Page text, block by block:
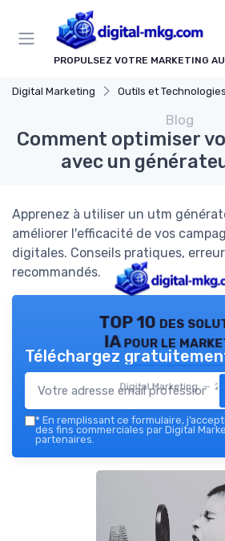
PROPULSEZ VOTRE MARKETING
Digital Marketing Outils et Technologies
Blog
Comment optimiser
avec un
Apprenez à utiliser un utm
améliorer l'efficacité de vos
digitales. Conseils pratiques,
recommandés.
TOP 10 des
IA pour le
Digital Marketing —
Téléchargez
* En remplissant ce formulaire,
des fins commerciales par Digital
partenaires.
Panneau de gestion des cookies